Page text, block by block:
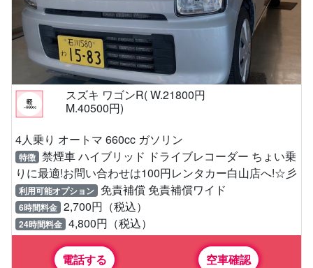
スズキ ワゴンR( W.21800円
M.40500円)
4人乗り オートマ 660cc ガソリン
特徴 禁煙車 ハイブリッド ドライブレコーダー ちょい乗
りに最適!お問い合わせは100円レンタカー白山店へ!☆彡
利用可能オプション 免責補償 免責補償ワイド
6時間料金 2,700円（税込）
24時間料金 4,800円（税込）
電話する 空車確認